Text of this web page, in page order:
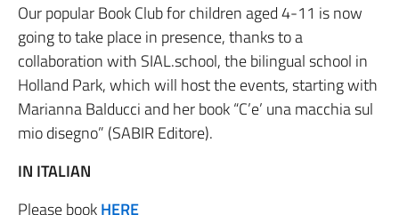
Our popular Book Club for children aged 4-11 is now
going to take place in presence, thanks to a
collaboration with SIAL.school, the bilingual school in
Holland Park, which will host the events, starting with
Marianna Balducci and her book “C’e’ una macchia sul
mio disegno” (SABIR Editore).
IN ITALIAN
Please bookHERE